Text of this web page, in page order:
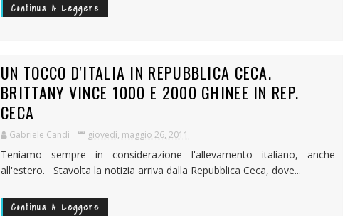
Continua A Leggere
UN TOCCO D'ITALIA IN REPUBBLICA CECA.
BRITTANY VINCE 1000 E 2000 GHINEE IN REP.
CECA
Gabriele Candi giovedì, maggio 26, 2011
Teniamo sempre in considerazione l'allevamento italiano, anche
all'estero. Stavolta la notizia arriva dalla Repubblica Ceca, dove...
Continua A Leggere